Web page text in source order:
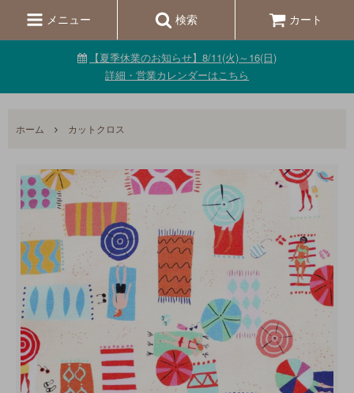
メニュー 検索 カート
【夏季休業のお知らせ】8/11(火)～16(日)
詳細・営業カレンダーはこちら
ホーム カットクロス